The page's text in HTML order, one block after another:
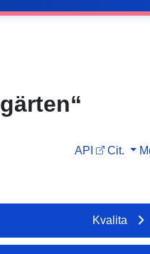
API Cit.
Kvalita